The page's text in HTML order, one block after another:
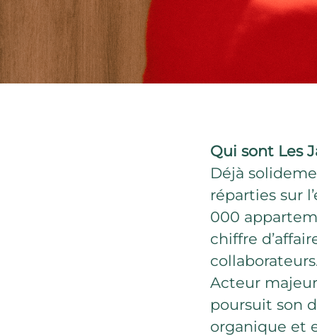
Qui sont Les
Déjà
réparties sur
000
chiffre
Acteur
poursuit son
organique et